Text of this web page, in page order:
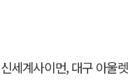
신세계사이먼, 대구 아울렛